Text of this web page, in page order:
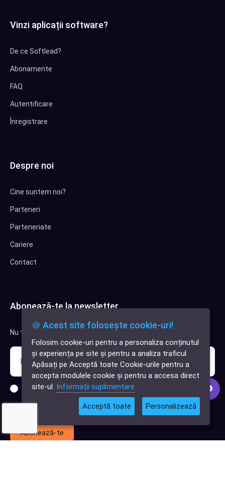
✕
Cauți o aplicație
software?
Vinzi aplicații software?
De ce Softlead?
Abonamente
FAQ
Autentificare
Înregistrare
Despre noi
Cine suntem noi?
Parteneri
Parteneriate
Cariere
Contact
Abonează-te la newsletter
Nu trimitem spam, deci nu îți face griji.
Sunt interesat de clienți pentru compania mea IT
Sunt interesat de achiziții software
Abonează-te
🍪 Acest site folosește cookie-uri!
Folosim cookie-uri pentru a personaliza conținutul
și experiența pe site și pentru a analiza traficul.
Apăsați pe Acceptă toate Cookie-urile pentru a
accepta modulele cookie și pentru a accesa direct
site-ul. Informații suplimentare
Acceptă toate Personalizează